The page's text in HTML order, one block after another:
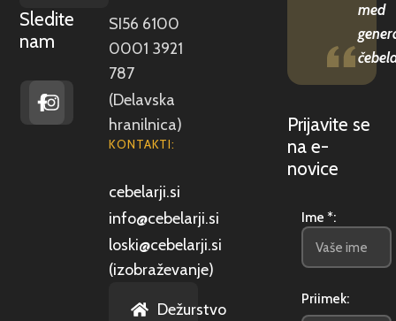
Sledite
nam
SI56 6100
0001 3921
787
(Delavska
hranilnica)
KONTAKTI:
cebelarji.si
info@cebelarji.si
loski@cebelarji.si
(izobraževanje)
Dežurstvo
med
Prijavite se
na e-
novice
Ime *:
Priimek: